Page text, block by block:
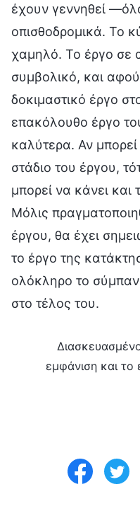
έχουν γεννηθεί
οπισθοδρομικά. Το
χαμηλό. Το έργο σε
συμβολικό, και αφού
δοκιμαστικό έργο
επακόλουθο έργο
καλύτερα. Αν
στάδιο του έργου,
μπορεί να κάνει
Μόλις
έργου, θα έχει
το έργο της
ολόκληρο το σύμπαν
στο τέλος του.
εμφάνιση και